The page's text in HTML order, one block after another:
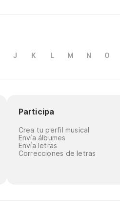
J K L M N O
Participa
Crea tu perfil musical
Envía álbumes
Envía letras
Correcciones de letras